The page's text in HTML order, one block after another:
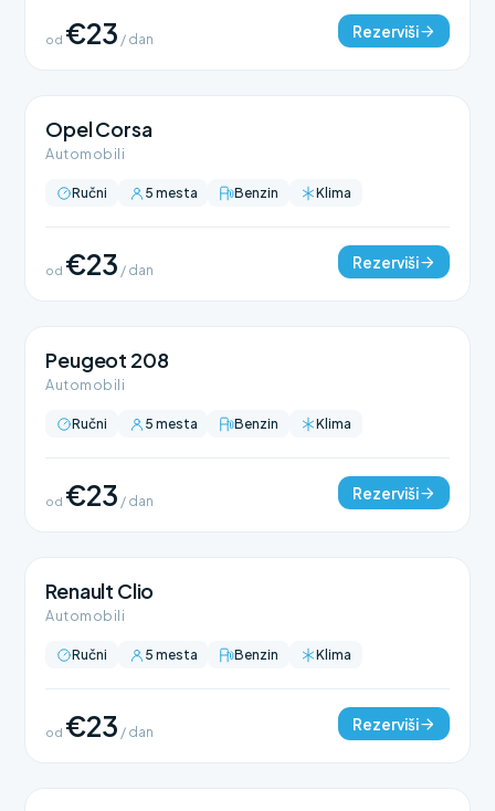
od €23 / dan Rezerviši
Opel Corsa
Automobili
Ručni 5 mesta Benzin Klima
od €23 / dan Rezerviši
Peugeot 208
Automobili
Ručni 5 mesta Benzin Klima
od €23 / dan Rezerviši
Renault Clio
Automobili
Ručni 5 mesta Benzin Klima
od €23 / dan Rezerviši